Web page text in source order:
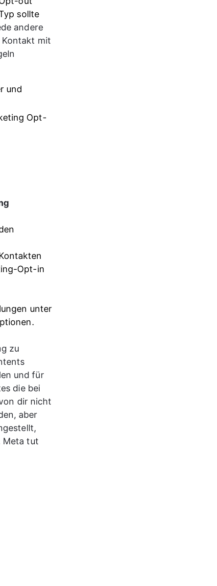
sollte
andere
Kontakt mit
und
Opt-
Opt-in
unter
zu
und für
die bei
dir nicht
aber
Meta tut